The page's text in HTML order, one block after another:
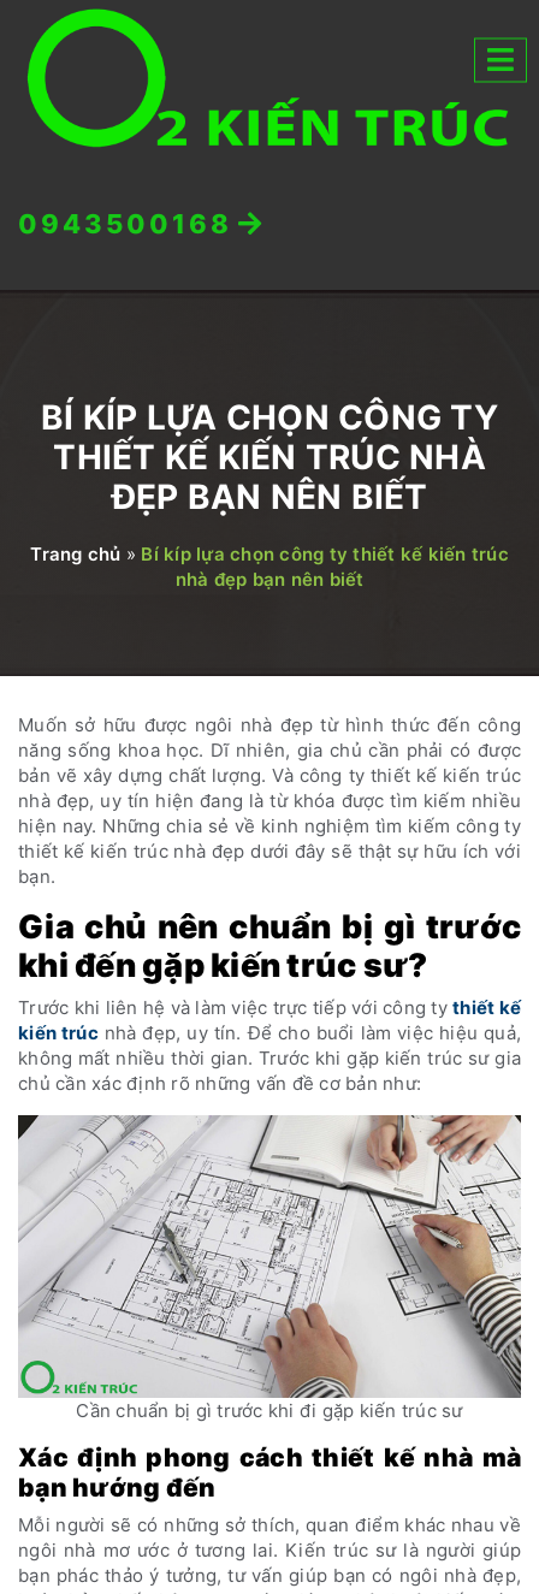
0943500168
BÍ KÍP LỰA CHỌN CÔNG TY
THIẾT KẾ KIẾN TRÚC NHÀ
ĐẸP BẠN NÊN BIẾT
Trang chủ » Bí kíp lựa chọn công ty thiết kế kiến trúc
nhà đẹp bạn nên biết
Muốn sở hữu được ngôi nhà đẹp từ hình thức đến công
năng sống khoa học. Dĩ nhiên, gia chủ cần phải có được
bản vẽ xây dựng chất lượng. Và công ty thiết kế kiến trúc
nhà đẹp, uy tín hiện đang là từ khóa được tìm kiếm nhiều
hiện nay. Những chia sẻ về kinh nghiệm tìm kiếm công ty
thiết kế kiến trúc nhà đẹp dưới đây sẽ thật sự hữu ích với
bạn.
Gia chủ nên chuẩn bị gì trước
khi đến gặp kiến trúc sư?
Trước khi liên hệ và làm việc trực tiếp với công ty thiết kế
kiến trúcnhà đẹp, uy tín. Để cho buổi làm việc hiệu quả,
không mất nhiều thời gian. Trước khi gặp kiến trúc sư gia
chủ cần xác định rõ những vấn đề cơ bản như:
Cần chuẩn bị gì trước khi đi gặp kiến trúc sư
Xác định phong cách thiết kế nhà mà
bạn hướng đến
Mỗi người sẽ có những sở thích, quan điểm khác nhau về
ngôi nhà mơ ước ở tương lai. Kiến trúc sư là người giúp
bạn phác thảo ý tưởng, tư vấn giúp bạn có ngôi nhà đẹp,